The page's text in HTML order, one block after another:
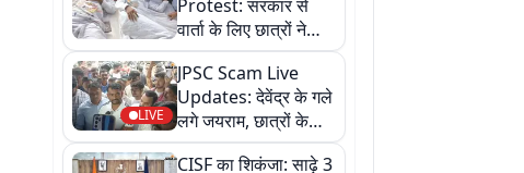
Protest: सरकार से
वार्ता के लिए छात्रों ने
बनाई 11 सदस्यीय
प्रतिनिधिमंडल की टीम,
सार्वजनिक बातचीत पर
अड़े
LIVE
JPSC Scam Live
Updates: देवेंद्र के गले
लगे जयराम, छात्रों के
समर्थन में पहुंचे जयपाल
CISF का शिकंजा: साढ़े 3